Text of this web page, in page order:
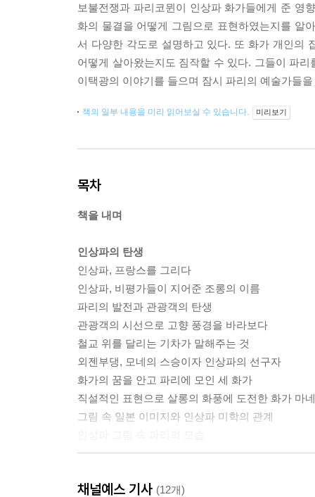
보불전쟁과 파리코뮌이 인상파 화가들에게 준 영
화의 물결을 어떻게 그림으로 표현하였는지를 알
서 다양한 각도로 설명하고 있다. 또 화가 개인의
어떻게 살아왔는지도 짐작할 수 있다. 그들이 파
이택광의 이야기를 들으며 잠시 파리의 예술가들
책의 일부 내용을 미리 읽어보실 수 있습니다. 미리보기
목차
책을 내며
인상파의 탄생
인상파, 프랑스를 그리다
인상파, 비평가들이 지어준 조롱의 이름
파리의 발전과 관광객의 탄생
관광객의 시선으로 고향 풍경을 바라보다
철교 위를 달리는 기차가 말해주는 것
외젠부댕, 모네의 스승이자 인상파의 선구자
화가의 꿈을 안고 파리에 모인 세 화가
직설적인 표현으로 살롱의 화풍에 도전한 화가 마네
그림 속 일본 이미지와 인상파 미학의 관계
개성 넘치는 화가들의 사생활
채널예스 기사 (12개)